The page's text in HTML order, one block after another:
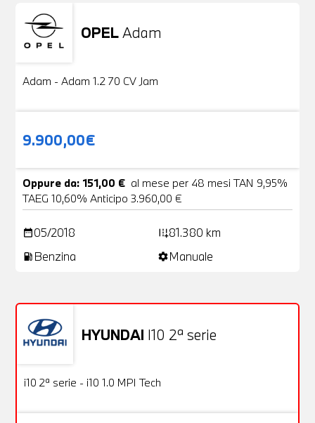
OPELAdam
Usato
Adam - Adam 1.2 70 CV Jam
9.900,00€
Oppure da: 151,00 € al mese per 48 mesi TAN 9,95%
TAEG 10,60% Anticipo 3.960,00 €
date_range05/2018 add_road81.380 km
local_gas_station Benzina settingsManuale
HYUNDAI I10 2ª serie
OFFERTA
Usato
i10 2ª serie - i10 1.0 MPI Tech